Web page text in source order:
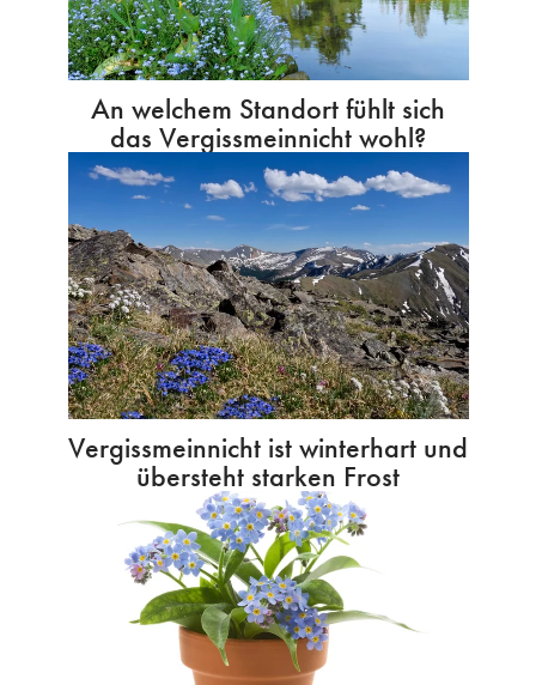
An welchem Standort fühlt sich
das Vergissmeinnicht wohl?
Vergissmeinnicht ist winterhart und
übersteht starken Frost